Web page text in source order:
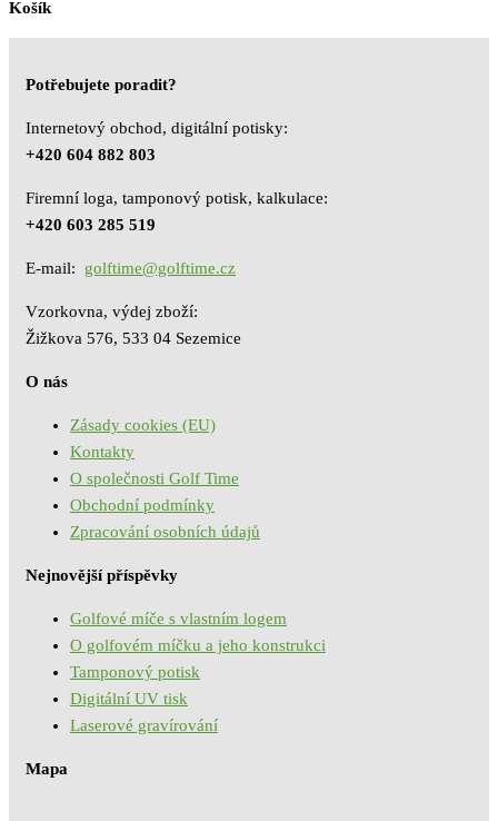
Košík
Potřebujete poradit?
Internetový obchod, digitální potisky:
+420 604 882 803
Firemní loga, tamponový potisk, kalkulace:
+420 603 285 519
E-mail: golftime@golftime.cz
Vzorkovna, výdej zboží:
Žižkova 576, 533 04 Sezemice
O nás
Zásady cookies (EU)
Kontakty
O společnosti Golf Time
Obchodní podmínky
Zpracování osobních údajů
Nejnovější příspěvky
Golfové míče s vlastním logem
O golfovém míčku a jeho konstrukci
Tamponový potisk
Digitální UV tisk
Laserové gravírování
Mapa